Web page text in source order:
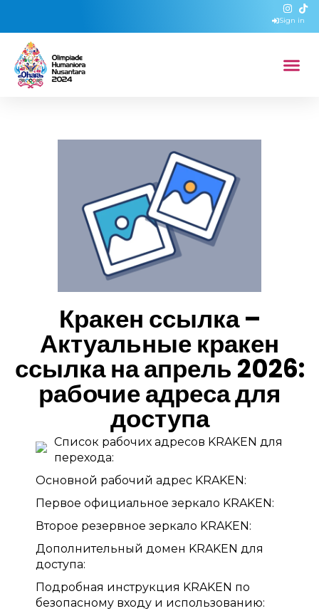
Sign in
Кракен ссылка –
Актуальные кракен
ссылка на апрель 2026:
рабочие адреса для
доступа
Список рабочих адресов KRAKEN для
перехода:
Основной рабочий адрес KRAKEN:
Первое официальное зеркало KRAKEN:
Второе резервное зеркало KRAKEN:
Дополнительный домен KRAKEN для
доступа:
Подробная инструкция KRAKEN по
безопасному входу и использованию: